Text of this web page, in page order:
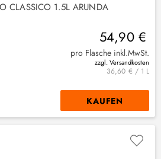
CLASSICO 1.5L ARUNDA
54,90 €
pro Flasche inkl.MwSt.
zzgl. Versandkosten
36,60 € / 1 L
KAUFEN